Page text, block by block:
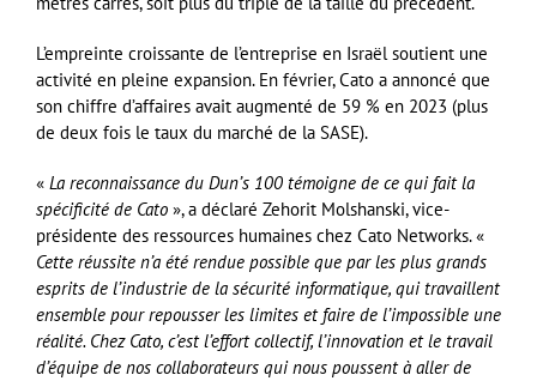
L’empreinte croissante de l’entreprise en Israël soutient une
activité en pleine expansion. En février, Cato a annoncé que
son chiffre d’affaires avait augmenté de 59 % en 2023 (plus
de deux fois le taux du marché de la SASE).
« La reconnaissance du Dun’s 100 témoigne de ce qui fait la
spécificité de Cato », a déclaré Zehorit Molshanski, vice-
présidente des ressources humaines chez Cato Networks. «
Cette réussite n’a été rendue possible que par les plus grands
esprits de l’industrie de la sécurité informatique, qui travaillent
ensemble pour repousser les limites et faire de l’impossible une
réalité. Chez Cato, c’est l’effort collectif, l’innovation et le travail
d’équipe de nos collaborateurs qui nous poussent à aller de